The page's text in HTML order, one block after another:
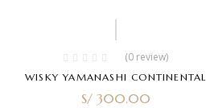
(0 review)
WISKY YAMANASHI CONTINENTAL
S/300.00